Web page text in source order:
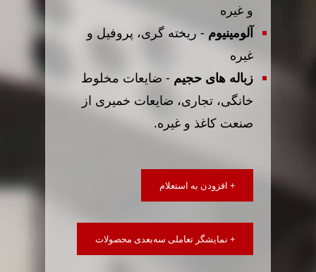
و غیره
آلومینیوم - ریخته گری، پروفیل و
غیره
زباله های حجیم - ضایعات مخلوط
خانگی، تجاری، ضایعات خمیری از
صنعت کاغذ و غیره.
+ افزودن به استعلام
+ نمایشگر تعاملی سه‌بعدی محصولات